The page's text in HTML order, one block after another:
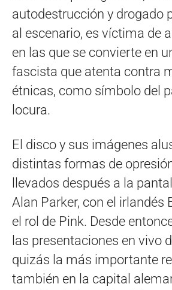
autodestrucción y drogado
al escenario, es víctima de
en las que se convierte en
fascista que atenta contra
étnicas, como símbolo del
locura.
El disco y sus imágenes
distintas formas de
llevados después a la
Alan Parker, con el irlandés
el rol de Pink. Desde
las presentaciones en vivo
quizás la más importante
también en la capital